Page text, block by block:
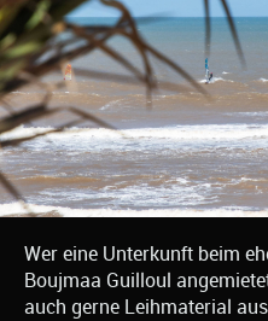
Wer eine Unterkunft beim
Boujmaa Guilloul
auch gerne Leihmaterial